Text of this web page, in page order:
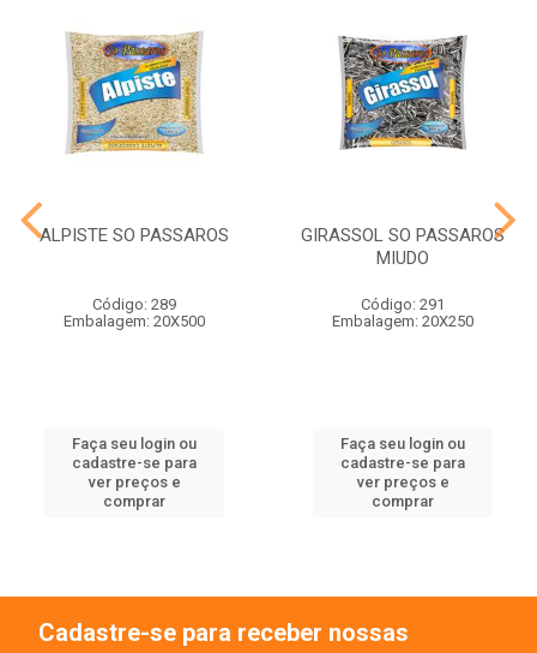
ALPISTE SO PASSAROS
Código: 289
Embalagem: 20X500
Faça seu login ou
cadastre-se para
ver preços e
comprar
GIRASSOL SO PASSAROS
MIUDO
Código: 291
Embalagem: 20X250
Faça seu login ou
cadastre-se para
ver preços e
comprar
Cadastre-se para receber nossas